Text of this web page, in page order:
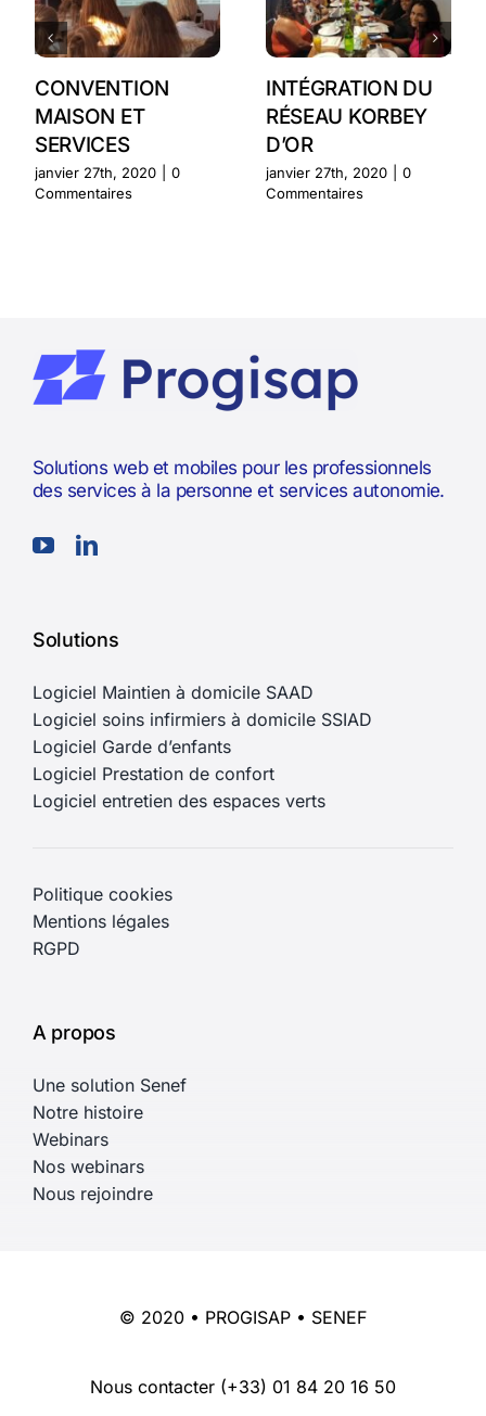
CONVENTION
MAISON ET
SERVICES
janvier 27th, 2020
0
Commentaires
INTÉGRATION DU
RÉSEAU KORBEY
D’OR
janvier 27th, 2020
0
Commentaires
Solutions web et mobiles pour les professionnels
des services à la personne et services autonomie.
Solutions
Logiciel Maintien à domicile SAAD
Logiciel soins infirmiers à domicile SSIAD
Logiciel Garde d’enfants
Logiciel Prestation de confort
Logiciel entretien des espaces verts
Politique cookies
Mentions légales
RGPD
A propos
Une solution Senef
Notre histoire
Webinars
Nos webinars
Nous rejoindre
© 2020 • PROGISAP • SENEF
Nous contacter (+33) 01 84 20 16 50